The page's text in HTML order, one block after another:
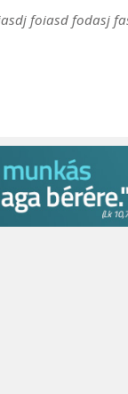
foiasd fodasj